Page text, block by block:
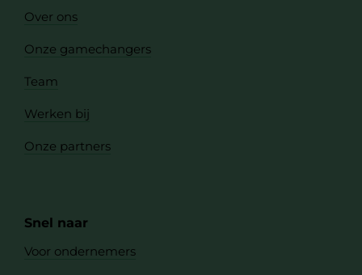
Over ons
Onze gamechangers
Team
Werken bij
Onze partners
Snel naar
Voor ondernemers